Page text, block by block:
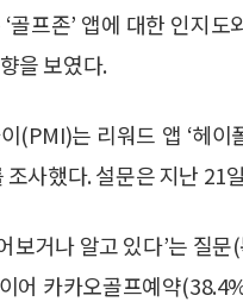
골프존’ 앱에 대한 인지
을 보였다.
(PMI)는 리워드 앱 ‘헤
사했다. 설문은 지난 21
보거나 알고 있다’는 질
어 카카오골프예약